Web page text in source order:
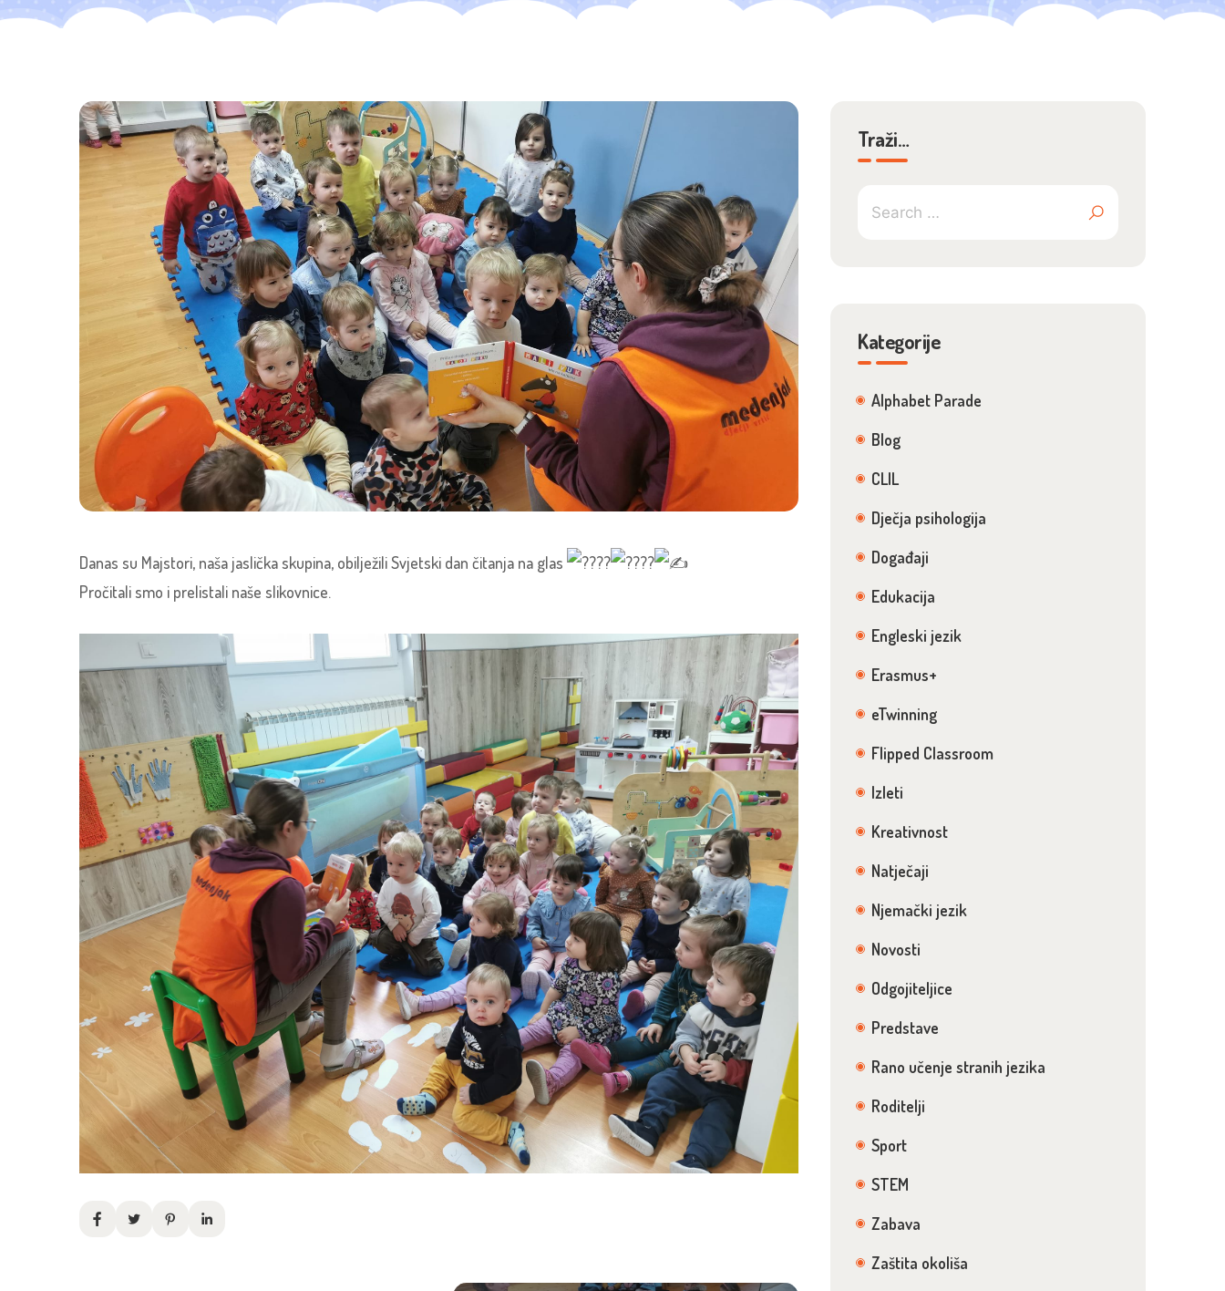
Danas su Majstori, naša jaslička skupina, obilježili Svjetski dan čitanja na glas
Pročitali smo i prelistali naše slikovnice.
Traži…
Kategorije
Alphabet Parade
Blog
CLIL
Dječja psihologija
Događaji
Edukacija
Engleski jezik
Erasmus+
eTwinning
Flipped Classroom
Izleti
Kreativnost
Natječaji
Njemački jezik
Novosti
Odgojiteljice
Predstave
Rano učenje stranih jezika
Roditelji
Sport
STEM
Zabava
Zaštita okoliša